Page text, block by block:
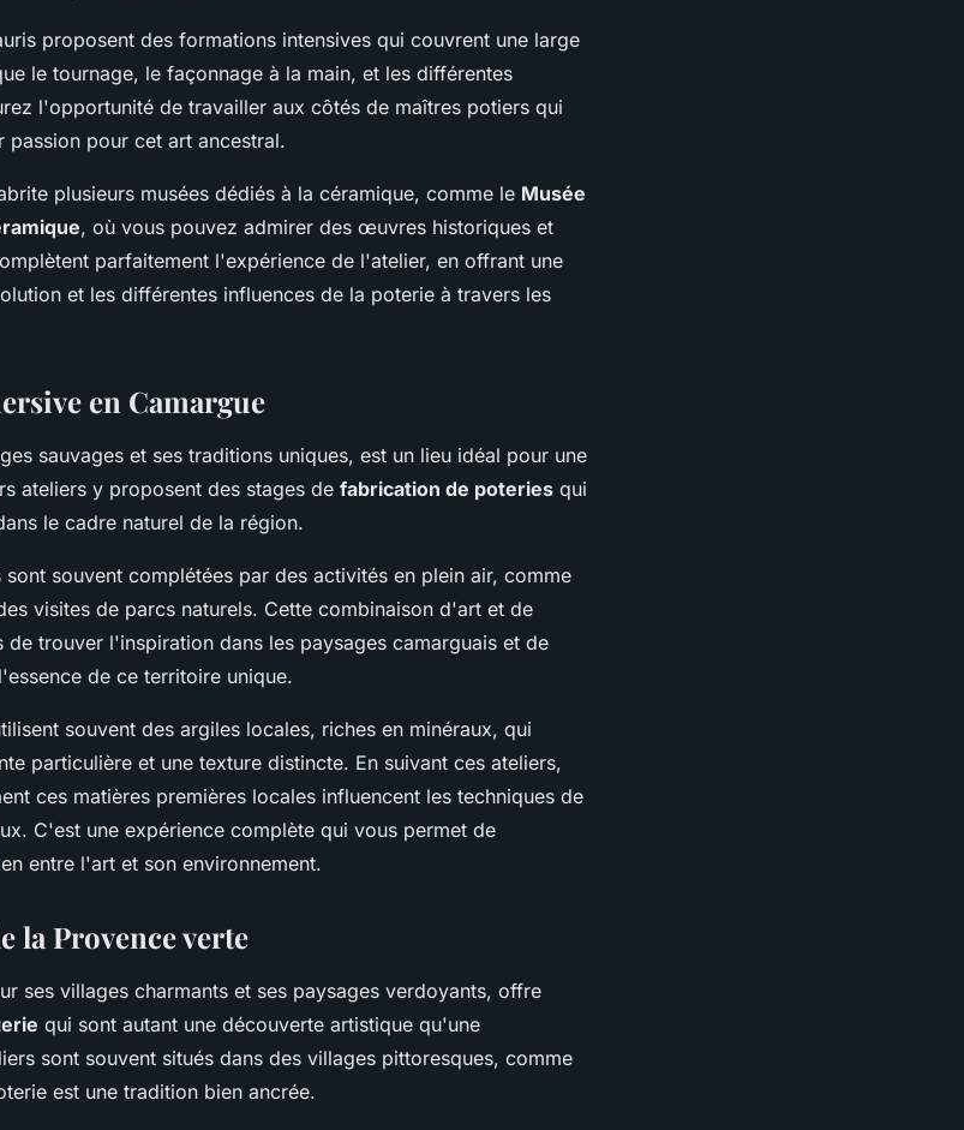
proposent des formations intensives qui couvrent une large
le tournage, le façonnage à la main, et les différentes
l'opportunité de travailler aux côtés de maîtres potiers qui
passion pour cet art ancestral.
plusieurs musées dédiés à la céramique, comme le Musée
, où vous pouvez admirer des œuvres historiques et
parfaitement l'expérience de l'atelier, en offrant une
et les différentes influences de la poterie à travers les
en Camargue
sauvages et ses traditions uniques, est un lieu idéal pour une
ateliers y proposent des stages de fabrication de poteries qui
le cadre naturel de la région.
sont souvent complétées par des activités en plein air, comme
visites de parcs naturels. Cette combinaison d'art et de
de trouver l'inspiration dans les paysages camarguais et de
de ce territoire unique.
souvent des argiles locales, riches en minéraux, qui
particulière et une texture distincte. En suivant ces ateliers,
ces matières premières locales influencent les techniques de
C'est une expérience complète qui vous permet de
entre l'art et son environnement.
la Provence verte
ses villages charmants et ses paysages verdoyants, offre
qui sont autant une découverte artistique qu'une
sont souvent situés dans des villages pittoresques, comme
est une tradition bien ancrée.